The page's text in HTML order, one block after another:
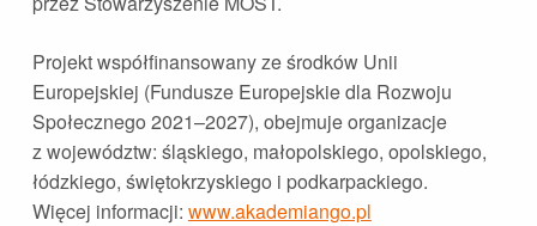
Projekt współfinansowany ze środków Unii
Europejskiej (Fundusze Europejskie dla Rozwoju
Społecznego 2021–2027), obejmuje organizacje
z województw: śląskiego, małopolskiego, opolskiego,
łódzkiego, świętokrzyskiego i podkarpackiego.
Więcej informacji: www.akademiango.pl